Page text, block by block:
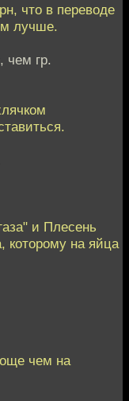
что в переводе
лучше.
чем гр.
и Плесень
которому на яйца
чем на